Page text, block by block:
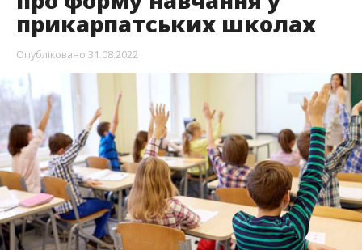
прикарпатських школах
Опубліковано 31.08.2022